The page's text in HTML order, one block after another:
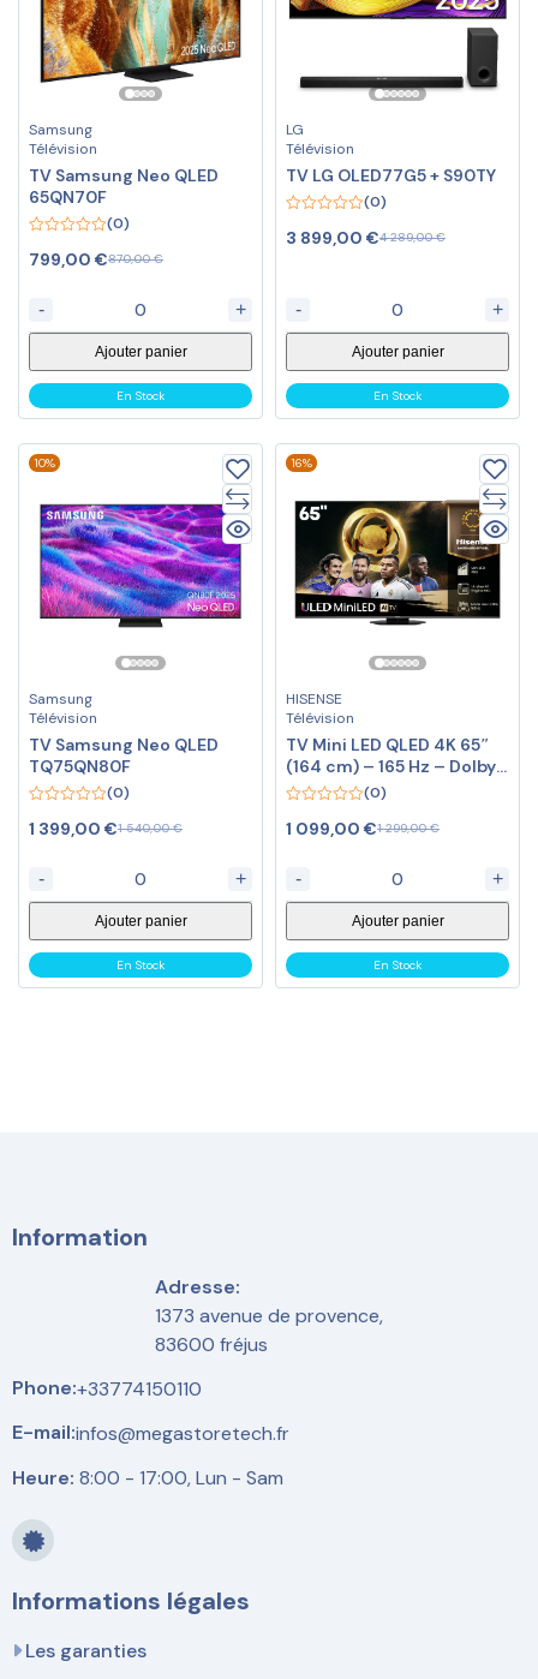
Samsung
Télévision
TV Samsung Neo QLED
65QN70F
out
(0)
870,00€
799,00 €
- +
Ajouter panier
En Stock
LG
Télévision
TV LG OLED77G5 + S90TY
out
(0)
4 289,00€
3 899,00 €
- +
Ajouter panier
En Stock
10%
Samsung
Télévision
TV Samsung Neo QLED
TQ75QN80F
out
(0)
1 540,00€
1 399,00 €
- +
Ajouter panier
En Stock
16%
HISENSE
Télévision
TV Mini LED QLED 4K 65″
(164 cm) – 165 Hz – Dolby
Vision
out
(0)
1 299,00€
1 099,00 €
- +
Ajouter panier
En Stock
Information
Adresse:
1373 avenue de provence,
83600 fréjus
Phone:+33774150110
E-mail:infos@megastoretech.fr
Heure: 8:00 - 17:00, Lun - Sam
Informations légales
Les garanties